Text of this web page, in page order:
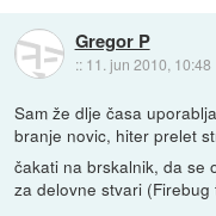
Gregor P
:: 11. jun 2010, 10:48
Sam že dlje časa
branje novic, hiter prelet
čakati na brskalnik, da se
za delovne stvari